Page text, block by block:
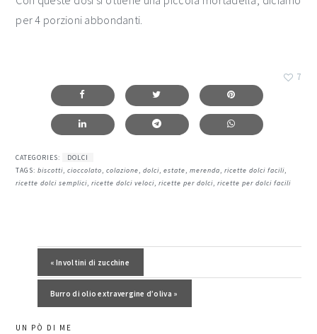
per 4 porzioni abbondanti.
7
CATEGORIES:
DOLCI
TAGS:biscotti,cioccolato,colazione,dolci,estate,merenda,ricette dolci facili,
ricette dolci semplici,ricette dolci veloci,ricette per dolci,ricette per dolci facili
Post precedente:
« Involtini di zucchine
Post successivo:
Burro di olio extravergine d’oliva »
barra
UN PÒ DI ME